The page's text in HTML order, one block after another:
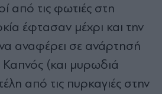
από τις φωτιές στη
έφτασαν μέχρι και την
να αναφέρει σε ανάρτησή
(και μυρωδιά
από τις πυρκαγιές στην